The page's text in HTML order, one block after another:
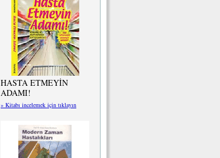
HASTA ETMEYİN
ADAMI!
» Kitabı incelemek için tıklayın